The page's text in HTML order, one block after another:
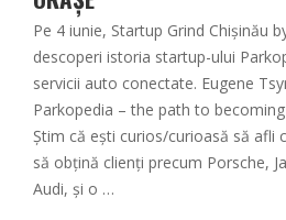
Pe 4 iunie, Startup Grind Chișinău
descoperi istoria startup-ului
servicii auto conectate. Eugene
Parkopedia – the path to
Știm că ești curios/curioasă să afli
să obțină clienți precum Porsche,
Audi, și o …